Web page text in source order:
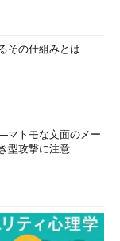
その仕組みとは
マトモな文面のメー
型攻撃に注意